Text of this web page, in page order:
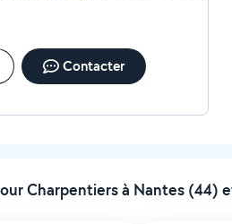
Contacter
Charpentiers à Nantes (44)